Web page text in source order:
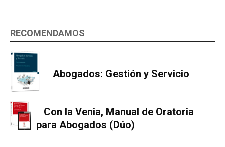
RECOMENDAMOS
Abogados: Gestión y Servicio
Con la Venia, Manual de Oratoria
para Abogados (Dúo)